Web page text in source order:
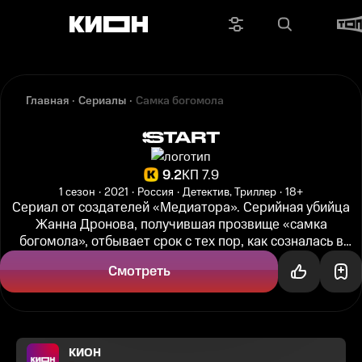
Главная Сериалы Самка богомола
9.2КП 7.9
1 сезон 2021 Россия Детектив, Триллер 18+
Сериал от создателей «Медиатора». Серийная убийца
Жанна Дронова, получившая прозвище «самка
богомола», отбывает срок с тех пор, как созналась в
серии леденящих кровь убийств...
Смотреть
КИОН